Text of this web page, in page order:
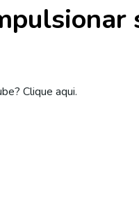
Clique aqui.